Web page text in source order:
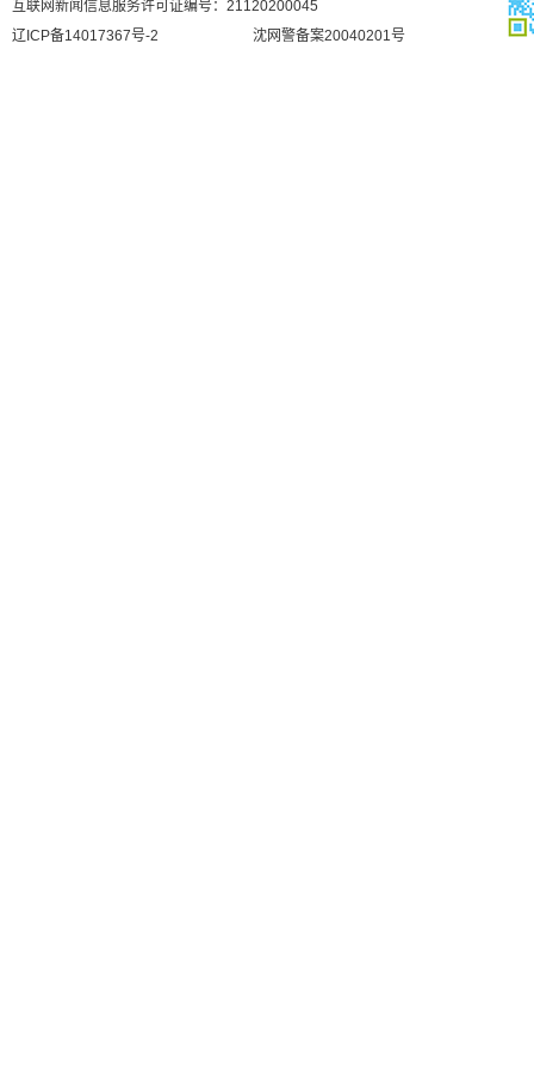
互联网新闻信息服务许可证编号：21120200045
辽ICP备14017367号-2
沈网警备案20040201号